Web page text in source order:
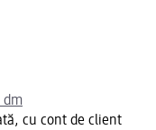
dm
cu cont de client